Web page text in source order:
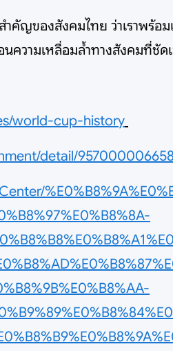
ญของสังคมไทย ว่าเราพร้อ
ความเหลื่อมล้ำทางสังคมที่
world-cup-history
detail/